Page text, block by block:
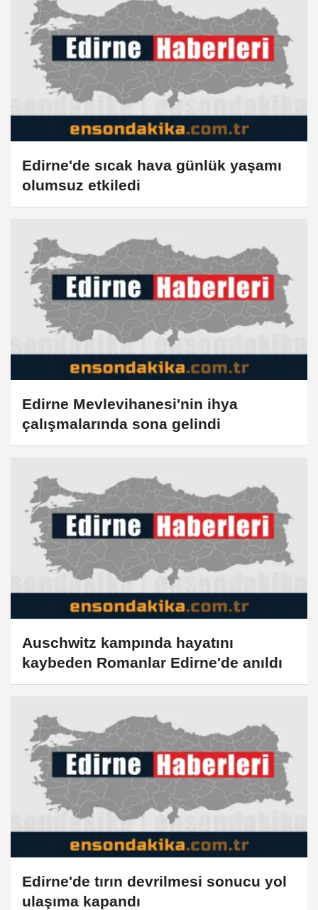
Edirne'de sıcak hava günlük yaşamı
olumsuz etkiledi
Edirne Mevlevihanesi'nin ihya
çalışmalarında sona gelindi
Auschwitz kampında hayatını
kaybeden Romanlar Edirne'de anıldı
Edirne'de tırın devrilmesi sonucu yol
ulaşıma kapandı